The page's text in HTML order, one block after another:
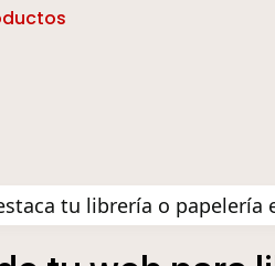
tu librería o papelería